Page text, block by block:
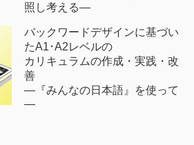
照し考える―
バックワードデザインに基づい
たA1･A2レベルの
カリキュラムの作成・実践・改
善
―『みんなの日本語』を使って
―